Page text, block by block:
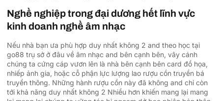
Nghề nghiệp trong đại dương hết lĩnh vực
kinh doanh nghề âm nhạc
Nếu nhà bạn ưa phù hợp duy nhất không 2 and theo học tại
go88 trụ sở ở đâu về âm nhạc and bên cạnh bên, vây cánh
chúng ta cứng cáp vươn lên là nhà bên cạnh bên card đồ họa,
nhiếp ảnh gia, hoặc cỗ phận lực lượng lao rượu cồn truyền bá
truyền thông. Những hành rượu cồn này đã không and chỉ còn
tới khả năng duy nhất không 2 Nhiều hơn khiến mang lại mang